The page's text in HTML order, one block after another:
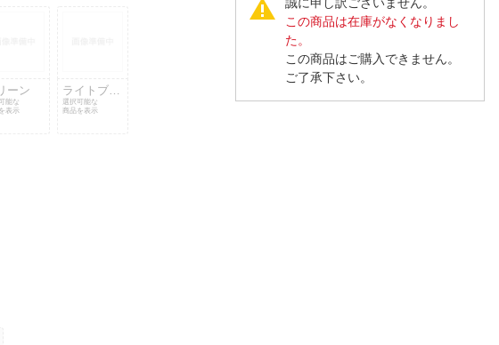
ーン
能な
表示
ライトブル
ー
選択可能な
商品を表示
この商品は在庫がなくなりまし
た。
この商品はご購入できません。
ご了承下さい。